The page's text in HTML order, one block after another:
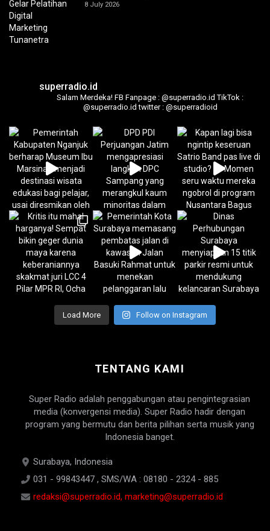
8 July 2026
superradio.id
Salam Merdeka! FB Fanpage : @superradio.id TikTok :
@superradio.id twitter : @superradioid
Load More Follow on Instagram
TENTANG KAMI
Super Radio adalah penggabungan atau pengintegrasian
media (konvergensi media). Super Radio hadir dengan
program yang bermutu dan berita pilihan serta musik yang
Indonesia banget.
Surabaya, Indonesia
031 - 99843447 , SMS/WA : 08180 - 2324 - 885
redaksi@superradio.id, marketing@superradio.id